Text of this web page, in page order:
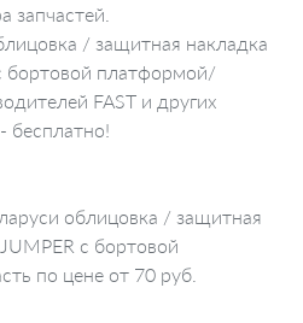
запчастей.
/ защитная накладка
бортовой платформой/
FAST и других
бесплатно!
облицовка / защитная
c бортовой
по цене от 70 руб.